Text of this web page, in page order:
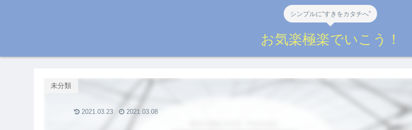
シンプルに“すきをカタチへ”
お気楽極楽でいこう！
未分類
2021.03.23 2021.03.08